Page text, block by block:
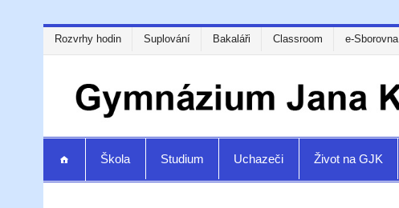
Rozvrhy hodin Suplování Bakaláři Classroom e-Sborovna
Škola Studium Uchazeči Život na GJK